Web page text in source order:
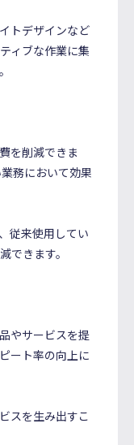
トデザインなど
ィブな作業に集
を削減できま
務において効果
従来使用してい
できます。
やサービスを提
ート率の向上に
スを生み出すこ